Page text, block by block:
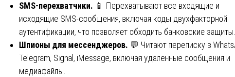
SMS-перехватчики. 📱 Перехватывают все входящие и
исходящие SMS-сообщения, включая коды двухфакторной
аутентификации, что позволяет обходить банковские защиты.
Шпионы для мессенджеров. 💬 Читают переписку в
Telegram, Signal, iMessage, включая удаленные сообщения и
медиафайлы.